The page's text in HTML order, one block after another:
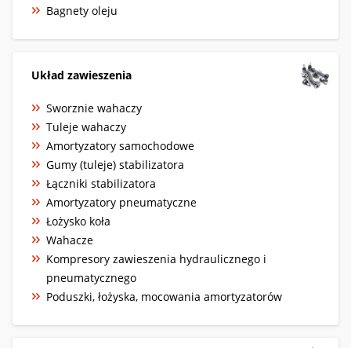
Bagnety oleju
Układ zawieszenia
Sworznie wahaczy
Tuleje wahaczy
Amortyzatory samochodowe
Gumy (tuleje) stabilizatora
Łączniki stabilizatora
Amortyzatory pneumatyczne
Łożysko koła
Wahacze
Kompresory zawieszenia hydraulicznego i
pneumatycznego
Poduszki, łożyska, mocowania amortyzatorów